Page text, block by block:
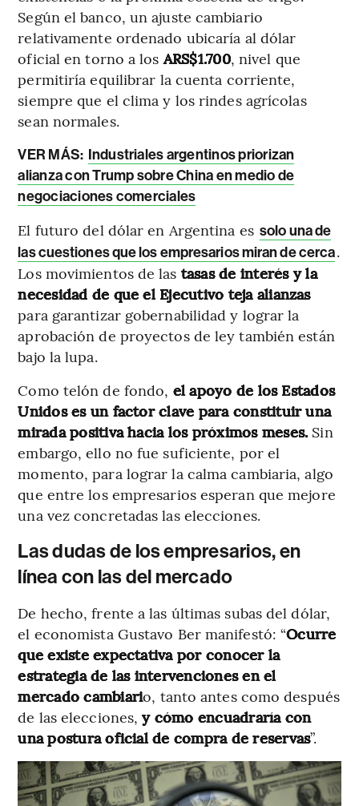
Según el banco, un ajuste cambiario
relativamente ordenado ubicaría al dólar
oficial en torno a losARS$1.700, nivel que
permitiría equilibrar la cuenta corriente,
siempre que el clima y los rindes agrícolas
sean normales.
VER MÁS: Industriales argentinos priorizan
alianza con Trump sobre China en medio de
negociaciones comerciales
El futuro del dólar en Argentina es solo una de
las cuestiones que los empresarios miran de cerca.
Los movimientos de las tasas de interés y la
necesidad de que el Ejecutivo teja alianzas
para garantizar gobernabilidad y lograr la
aprobación de proyectos de ley también están
bajo la lupa.
Como telón de fondo, el apoyo de los Estados
Unidos es un factor clave para constituir una
mirada positiva hacia los próximos meses. Sin
embargo, ello no fue suficiente, por el
momento, para lograr la calma cambiaria, algo
que entre los empresarios esperan que mejore
una vez concretadas las elecciones.
Las dudas de los empresarios, en
línea con las del mercado
De hecho, frente a las últimas subas del dólar,
el economista Gustavo Ber manifestó: “Ocurre
que existe expectativa por conocer la
estrategia de las intervenciones en el
mercado cambiario, tanto antes como después
de las elecciones,y cómo encuadraría con
una postura oficial de compra de reservas”.